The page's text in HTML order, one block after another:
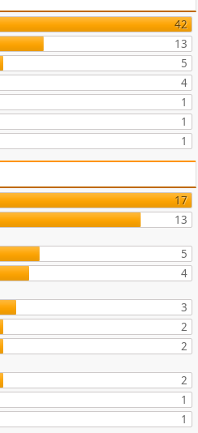
42
13
5
4
1
1
1
17
13
5
4
3
2
2
2
1
1